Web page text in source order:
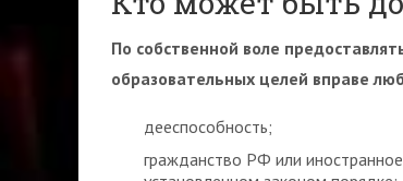
По собственной воле
образовательных целей вправе
дееспособность;
гражданство РФ или